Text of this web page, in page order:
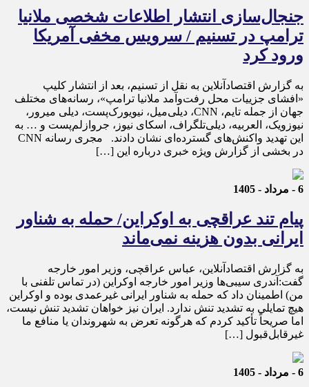
جنجال‌سازی انتشار اطلاعات شخصی ملانیا
ترامپ در تسنیم / سرویس مخفی آمریکا
ورود کرد
به گزارش اقتصادآنلاین به نقل از تسنیم، بعد از انتشار کلیپ
«افشای جزییات محل رفت‌وآمد ملانیا ترامپ»، رسانه‌های مختلف
جهان از جمله تایم، CNN، دیلی‌میل، نیویورک‌پست، دیلی میرور،
نیوزویک، العربیه، دیلی‌تلگراف، اسکای نیوز، جروازلم‌پست و … به
این تهدید واکنش‌های گسترده‌ای نشان دادند. مجری رسانه CNN
در بخشی از گزارش ویژه خبری درباره این […]
6 - مرداد - 1405
پیام تند عراقچی به اوکراین/ حمله به شناور
ایرانی بدون هزینه نمی‌ماند
به گزارش اقتصادآنلاین، عباس عراقچی، وزیر امور خارجه
گفت:آندری سیبی‌ها وزیر امور خارجه اوکراین (در تماس تلفنی با
من) اطمینان داد که حمله به شناور ایرانی غیرعمدی بوده و اوکراین
هیچ تمایلی به تشدید تنش ندارد. ایران نیز خواهان تشدید تنش نیست،
اما صریحاً تأکید کردم که هرگونه تعرض به شهروندان یا منافع ما
غیرقابل‌قبول […]
6 - مرداد - 1405